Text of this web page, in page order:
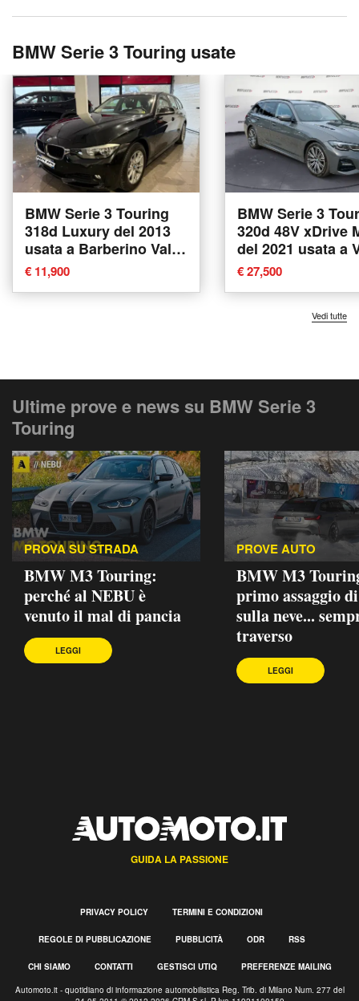
BMW Serie 3 Touring usate
BMW Serie 3 Touring
318d Luxury del 2013
usata a Barberino Val
d'Elsa
€ 11,900
BMW Serie 3
320d 48V xDrive Msport
del 2021 usata a
€ 27,500
Vedi tutte
Ultime prove e news su BMW Serie 3
Touring
PROVA SU STRADA
BMW M3 Touring:
perché al NEBU è
venuto il mal di pancia
LEGGI
PROVE AUTO
BMW M3
primo assaggio
sulla neve...
traverso
LEGGI
GUIDA LA PASSIONE
PRIVACY POLICY TERMINI E CONDIZIONI
REGOLE DI PUBBLICAZIONE PUBBLICITÀ ODR RSS
CHI SIAMO CONTATTI GESTISCI UTIQ PREFERENZE MAILING
Automoto.it - quotidiano di informazione automobilistica Reg. Trib. di Milano Num. 277 del